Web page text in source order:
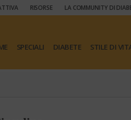
RISORSE LA COMMUNITY DI
SPECIALI DIABETE STILE DI